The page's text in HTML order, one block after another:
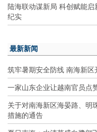
陆海联动谋新局 科创赋能
纪实
最新新闻
筑牢暑期安全防线 南海新
一家山东企业让越南官员点
关于对南海新区海晏路、明
措施的通告